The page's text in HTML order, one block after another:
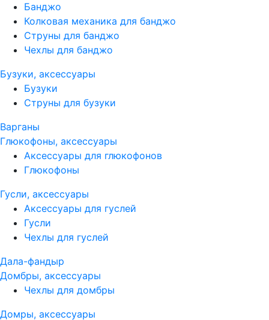
Банджо
Колковая механика для банджо
Струны для банджо
Чехлы для банджо
Бузуки, аксессуары
Бузуки
Струны для бузуки
Варганы
Глюкофоны, аксессуары
Аксессуары для глюкофонов
Глюкофоны
Гусли, аксессуары
Аксессуары для гуслей
Гусли
Чехлы для гуслей
Дала-фандыр
Домбры, аксессуары
Чехлы для домбры
Домры, аксессуары